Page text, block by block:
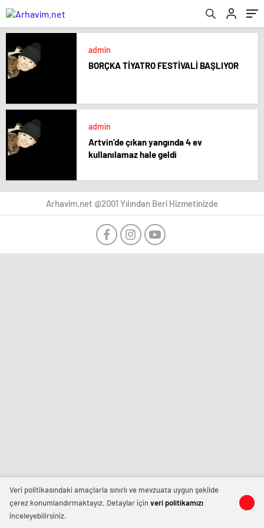
admin
BORÇKA TİYATRO FESTİVALİ BAŞLIYOR
admin
Artvin’de çıkan yangında 4 ev
kullanılamaz hale geldi
Arhavim.net @2001 Yılından Beri Hizmetinizde
Veri politikasındaki amaçlarla sınırlı ve mevzuata uygun şekilde
çerez konumlandırmaktayız. Detaylar içinveri politikamızı
inceleyebilirsiniz.